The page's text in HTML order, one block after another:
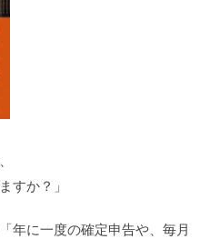
すか？」
年に一度の確定申告や、毎月